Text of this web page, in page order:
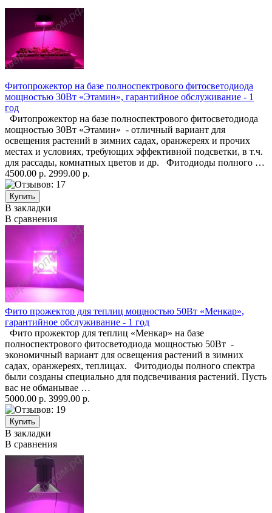
Фитопрожектор на базе полноспектрового фитосветодиода
мощностью 30Вт «Этамин», гарантийное обслуживание - 1
год
Фитопрожектор на базе полноспектрового фитосветодиода
мощностью 30Вт «Этамин» - отличный вариант для
освещения растений в зимних садах, оранжереях и прочих
местах и условиях, требующих эффективной подсветки, в т.ч.
для рассады, комнатных цветов и др. Фитодиоды полного …
4500.00 р. 2999.00 р.
В закладки
В сравнения
Фито прожектор для теплиц мощностью 50Вт «Менкар»,
гарантийное обслуживание - 1 год
Фито прожектор для теплиц «Менкар» на базе
полноспектрового фитосветодиода мощностью 50Вт -
экономичный вариант для освещения растений в зимних
садах, оранжереях, теплицах. Фитодиоды полного спектра
были созданы специально для подсвечивания растений. Пусть
вас не обманывае …
5000.00 р. 3999.00 р.
В закладки
В сравнения